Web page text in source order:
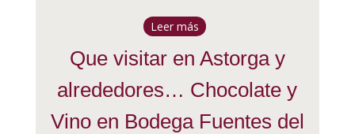
Leer más
Que visitar en Astorga y
alrededores… Chocolate y
Vino en Bodega Fuentes del